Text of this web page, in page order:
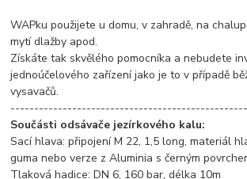
WAPku použijete u domu, v zahradě, na
mytí dlažby apod.
Získáte tak skvělého pomocníka a nebudete
jednoúčelového zařízení jako je to v případě
vysavačů.
Součásti odsávače jezírkového kalu:
Sací hlava: připojení M 22, 1,5 long, materiál
guma nebo verze z Aluminia s černým
Tlaková hadice: DN 6, 160 bar, délka 10m